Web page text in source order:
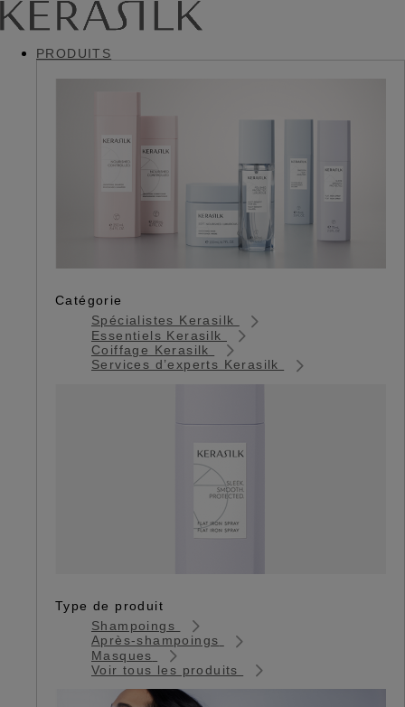
PRODUITS
Catégorie
Spécialistes Kerasilk
Essentiels Kerasilk
Coiffage Kerasilk
Services d’experts Kerasilk
Type de produit
Shampoings
Après-shampoings
Masques
Voir tous les produits